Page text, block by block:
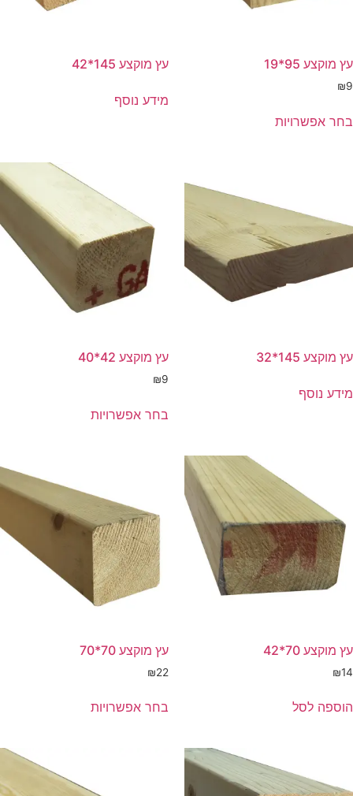
עץ מוקצע 95*19
₪9
בחר אפשרויות
עץ מוקצע 145*42
מידע נוסף
עץ מוקצע 145*32
מידע נוסף
עץ מוקצע 42*40
₪9
בחר אפשרויות
עץ מוקצע 70*42
₪14
הוספה לסל
עץ מוקצע 70*70
₪22
בחר אפשרויות